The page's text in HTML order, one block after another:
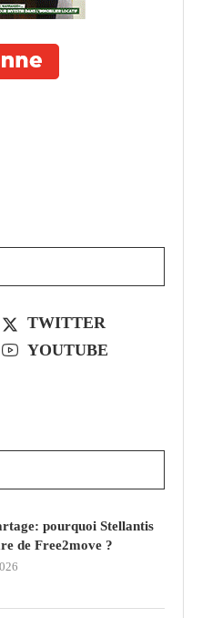
TWITTER
YOUTUBE
pourquoi Stellantis
de Free2move ?